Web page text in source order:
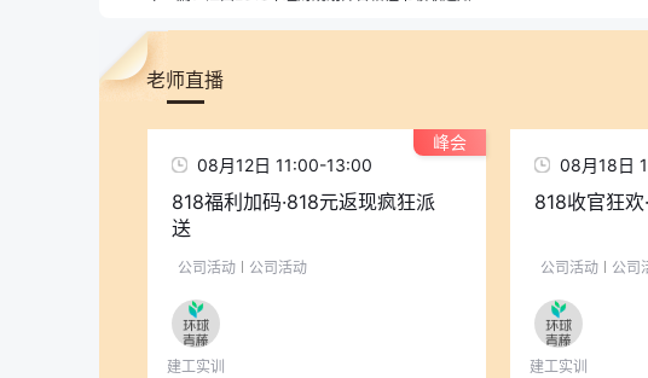
老师直播
峰会
818福利加码·818元返现疯狂派
送
公司活动 公司活动
08月12日 11:00-13:00
建工实训
818收官狂
公司活动 公司
08月18日
建工实训